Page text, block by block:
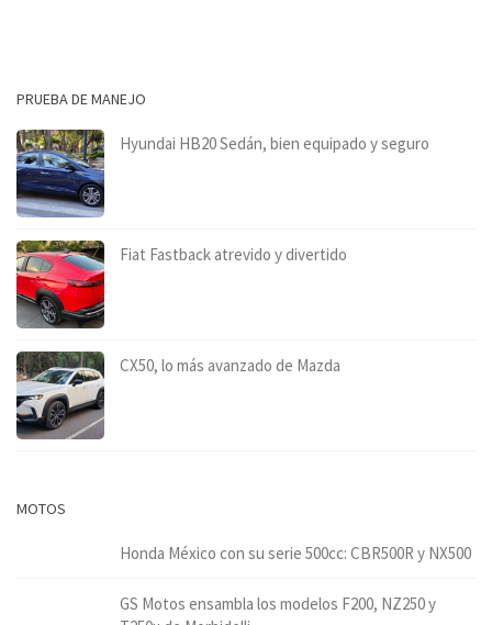
PRUEBA DE MANEJO
Hyundai HB20 Sedán, bien equipado y seguro
Fiat Fastback atrevido y divertido
CX50, lo más avanzado de Mazda
MOTOS
Honda México con su serie 500cc: CBR500R y NX500
GS Motos ensambla los modelos F200, NZ250 y